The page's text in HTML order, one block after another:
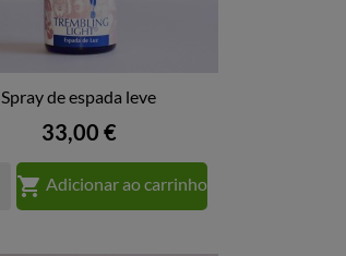
VISTA RÁPIDA
Spray de espada leve
Preço
33,00 €
 Adicionar ao carrinho